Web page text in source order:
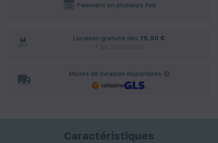
Paiement en plusieurs fois
Livraison gratuite dès 79,00 €
Modes de livraison disponibles
Caractéristiques